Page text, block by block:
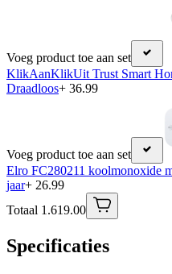
Voeg product toe aan set
KlikAanKlikUit Trust Smart
Draadloos+ 36.99
Voeg product toe aan set
Elro FC280211 koolmonoxide
jaar+ 26.99
Totaal 1.619.00
Specificaties